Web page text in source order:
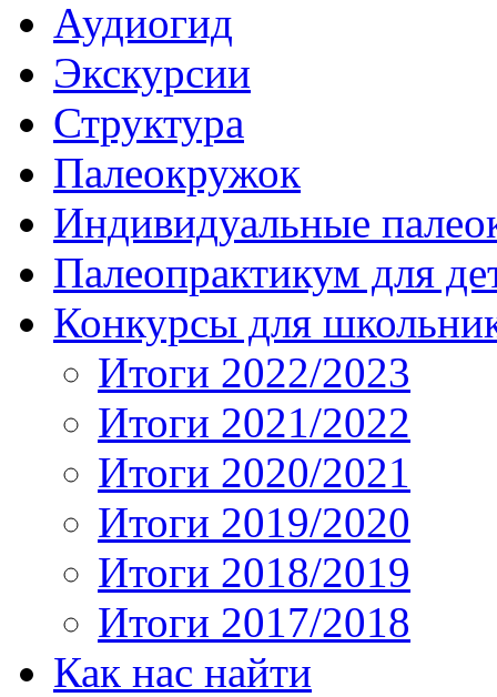
Аудиогид
Экскурсии
Структура
Палеокружок
Индивидуальные
Палеопрактикум для
Конкурсы для
Итоги 2022/2023
Итоги 2021/2022
Итоги 2020/2021
Итоги 2019/2020
Итоги 2018/2019
Итоги 2017/2018
Как нас найти